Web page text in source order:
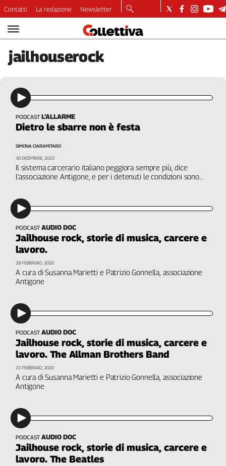
Video
Podcast
Dirette
Economia
Lavoro
Ambiente
Italia
Internazionale
Categorie
Filcams
Filctem
Filt
Fiom
Flai
Flc
Fp
Nidil
Spi
Inca
Speciali
G8
Genova,
Contatti La redazione Newsletter
jailhouserock
PODCAST L’ALLARME
Dietro le sbarre non è festa
Il sistema carcerario italiano peggiora sempre più, dice
l’associazione Antigone, e per i detenuti le condizioni sono
SIMONA CIARAMITARO
30 DICEMBRE, 2023
PODCAST AUDIO DOC
Jailhouse rock, storie di musica, carcere e
lavoro.
A cura di Susanna Marietti e Patrizio Gonnella, associazione
Antigone
28 FEBBRAIO, 2020
PODCAST AUDIO DOC
Jailhouse rock, storie di musica, carcere e
lavoro. The Allman Brothers Band
A cura di Susanna Marietti e Patrizio Gonnella, associazione
Antigone
21 FEBBRAIO, 2020
PODCAST AUDIO DOC
Jailhouse rock, storie di musica, carcere e
lavoro. The Beatles